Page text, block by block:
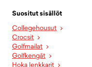
Suositut sisällöt
Collegehousut
Crocsit
Golfmailat
Golfkengät
Hoka lenkkarit